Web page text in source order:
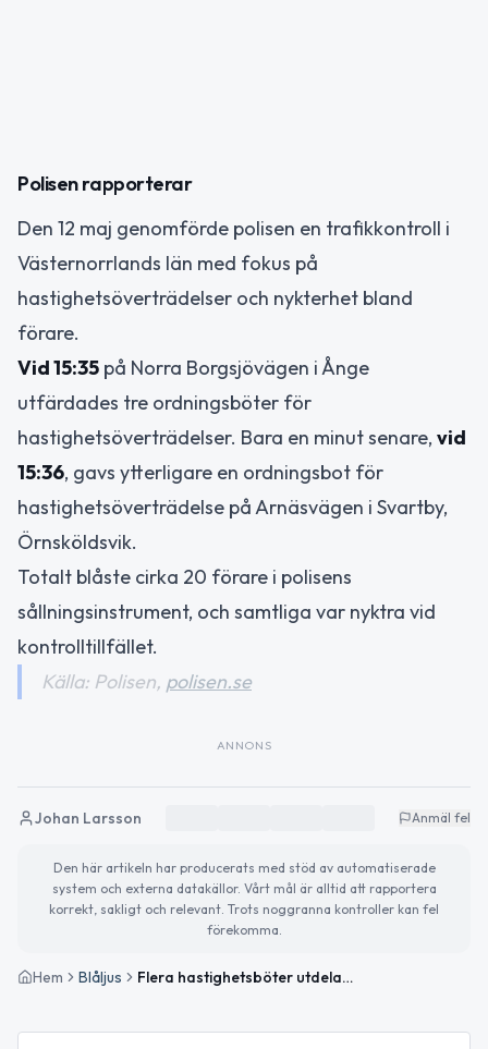
Polisen rapporterar
Den 12 maj genomförde polisen en trafikkontroll i
Västernorrlands län med fokus på
hastighetsöverträdelser och nykterhet bland
förare.
Vid 15:35 på Norra Borgsjövägen i Ånge
utfärdades tre ordningsböter för
hastighetsöverträdelser. Bara en minut senare, vid
15:36, gavs ytterligare en ordningsbot för
hastighetsöverträdelse på Arnäsvägen i Svartby,
Örnsköldsvik.
Totalt blåste cirka 20 förare i polisens
sållningsinstrument, och samtliga var nyktra vid
kontrolltillfället.
Källa: Polisen, polisen.se
ANNONS
Johan Larsson Anmäl fel
Den här artikeln har producerats med stöd av automatiserade
system och externa datakällor. Vårt mål är alltid att rapportera
korrekt, sakligt och relevant. Trots noggranna kontroller kan fel
förekomma.
Hem Blåljus Flera hastighetsböter utdelade vid trafikkontroll i Västernorrland